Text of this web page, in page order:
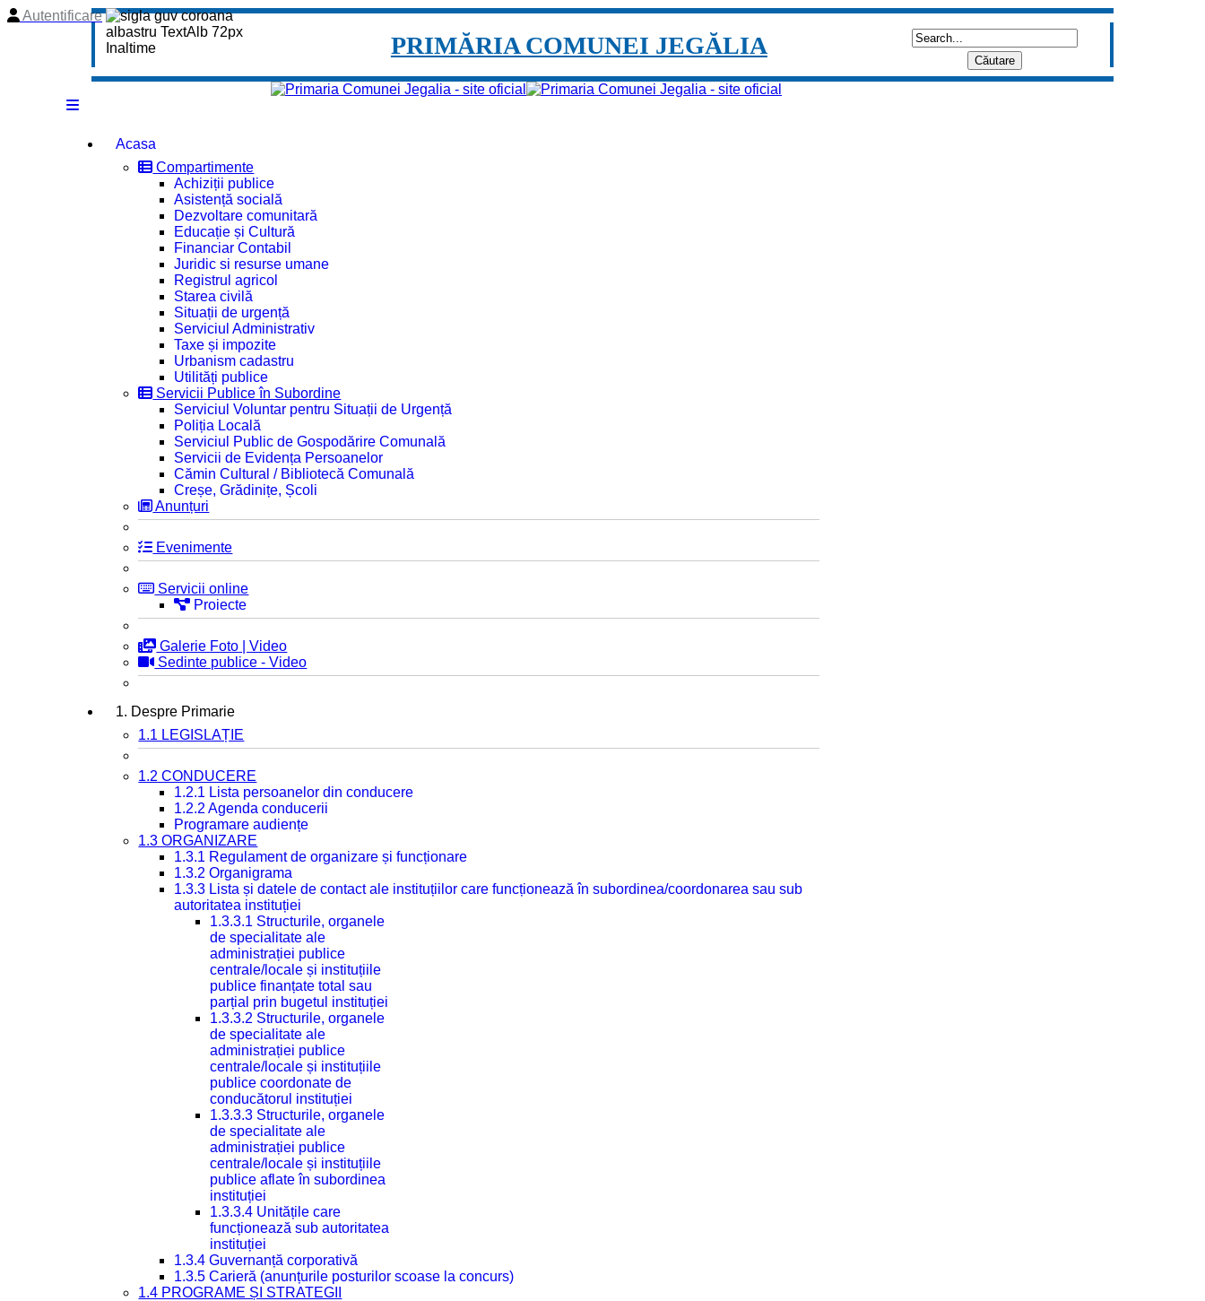
Autentificare
PRIMĂRIA COMUNEI JEGĂLIA
Acasa
Compartimente
Achiziții publice
Asistență socială
Dezvoltare comunitară
Educație și Cultură
Financiar Contabil
Juridic si resurse umane
Registrul agricol
Starea civilă
Situații de urgență
Serviciul Administrativ
Taxe și impozite
Urbanism cadastru
Utilități publice
Servicii Publice în Subordine
Serviciul Voluntar pentru Situații de Urgență
Poliția Locală
Serviciul Public de Gospodărire Comunală
Servicii de Evidența Persoanelor
Cămin Cultural / Bibliotecă Comunală
Creșe, Grădinițe, Școli
Anunțuri
Evenimente
Servicii online
Proiecte
Galerie Foto | Video
Sedinte publice - Video
1. Despre Primarie
1.1 LEGISLAȚIE
1.2 CONDUCERE
1.2.1 Lista persoanelor din conducere
1.2.2 Agenda conducerii
Programare audiențe
1.3 ORGANIZARE
1.3.1 Regulament de organizare și funcționare
1.3.2 Organigrama
1.3.3 Lista și datele de contact ale instituțiilor care funcționează în subordinea/coordonarea sau sub
autoritatea instituției
1.3.3.1 Structurile, organele
de specialitate ale
administrației publice
centrale/locale și instituțiile
publice finanțate total sau
parțial prin bugetul instituției
1.3.3.2 Structurile, organele
de specialitate ale
administrației publice
centrale/locale și instituțiile
publice coordonate de
conducătorul instituției
1.3.3.3 Structurile, organele
de specialitate ale
administrației publice
centrale/locale și instituțiile
publice aflate în subordinea
instituției
1.3.3.4 Unitățile care
funcționează sub autoritatea
instituției
1.3.4 Guvernanță corporativă
1.3.5 Carieră (anunțurile posturilor scoase la concurs)
1.4 PROGRAME ȘI STRATEGII